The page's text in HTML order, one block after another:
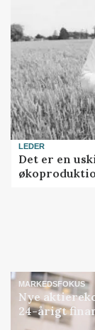
LEDER
Det er en
MARKEDSFOKUS
Nye
24-årigt